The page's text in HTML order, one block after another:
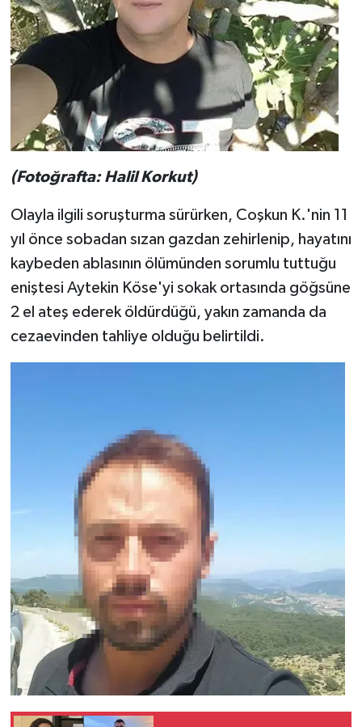
(Fotoğrafta: Halil Korkut)
Olayla ilgili soruşturma sürürken, Coşkun K.'nin 11
yıl önce sobadan sızan gazdan zehirlenip, hayatını
kaybeden ablasının ölümünden sorumlu tuttuğu
eniştesi Aytekin Köse'yi sokak ortasında göğsüne
2 el ateş ederek öldürdüğü, yakın zamanda da
cezaevinden tahliye olduğu belirtildi.